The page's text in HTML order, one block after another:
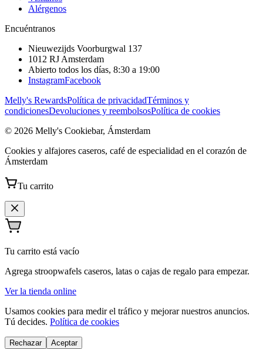
Alérgenos
Encuéntranos
Nieuwezijds Voorburgwal 137
1012 RJ Amsterdam
Abierto todos los días, 8:30 a 19:00
InstagramFacebook
Melly's RewardsPolítica de privacidadTérminos y
condicionesDevoluciones y reembolsosPolítica de cookies
© 2026 Melly's Cookiebar, Ámsterdam
Cookies y alfajores caseros, café de especialidad en el corazón de
Ámsterdam
Tu carrito
Tu carrito está vacío
Agrega stroopwafels caseros, latas o cajas de regalo para empezar.
Ver la tienda online
Usamos cookies para medir el tráfico y mejorar nuestros anuncios.
Tú decides. Política de cookies
Rechazar Aceptar